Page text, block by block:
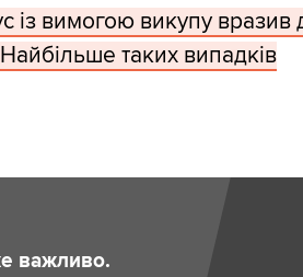
із вимогою викупу вразив
таких випадків
важливо.